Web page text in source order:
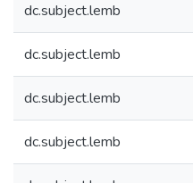
dc.subject.lemb
dc.subject.lemb
dc.subject.lemb
dc.subject.lemb